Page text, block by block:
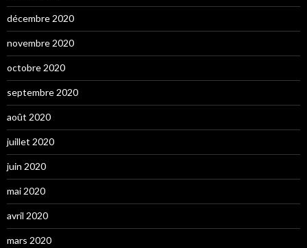
décembre 2020
novembre 2020
octobre 2020
septembre 2020
août 2020
juillet 2020
juin 2020
mai 2020
avril 2020
mars 2020